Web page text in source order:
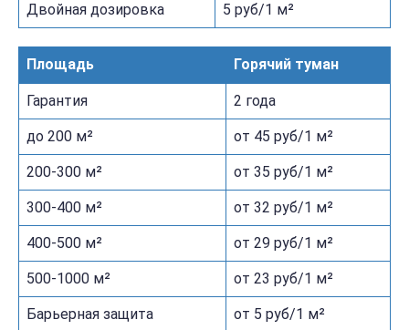
Двойная дозировка 5 руб/1 м²
Площадь Горячий туман
Гарантия 2 года
до 200 м² от 45 руб/1 м²
200-300 м² от 35 руб/1 м²
300-400 м² от 32 руб/1 м²
400-500 м² от 29 руб/1 м²
500-1000 м² от 23 руб/1 м²
Барьерная защита от 5 руб/1 м²